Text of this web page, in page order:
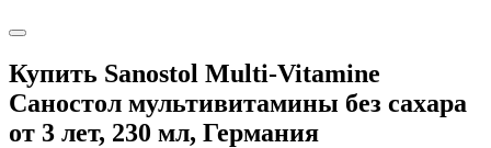
Купить Sanostol Multi-Vitamine
Саностол мультивитамины без сахара
от 3 лет, 230 мл, Германия